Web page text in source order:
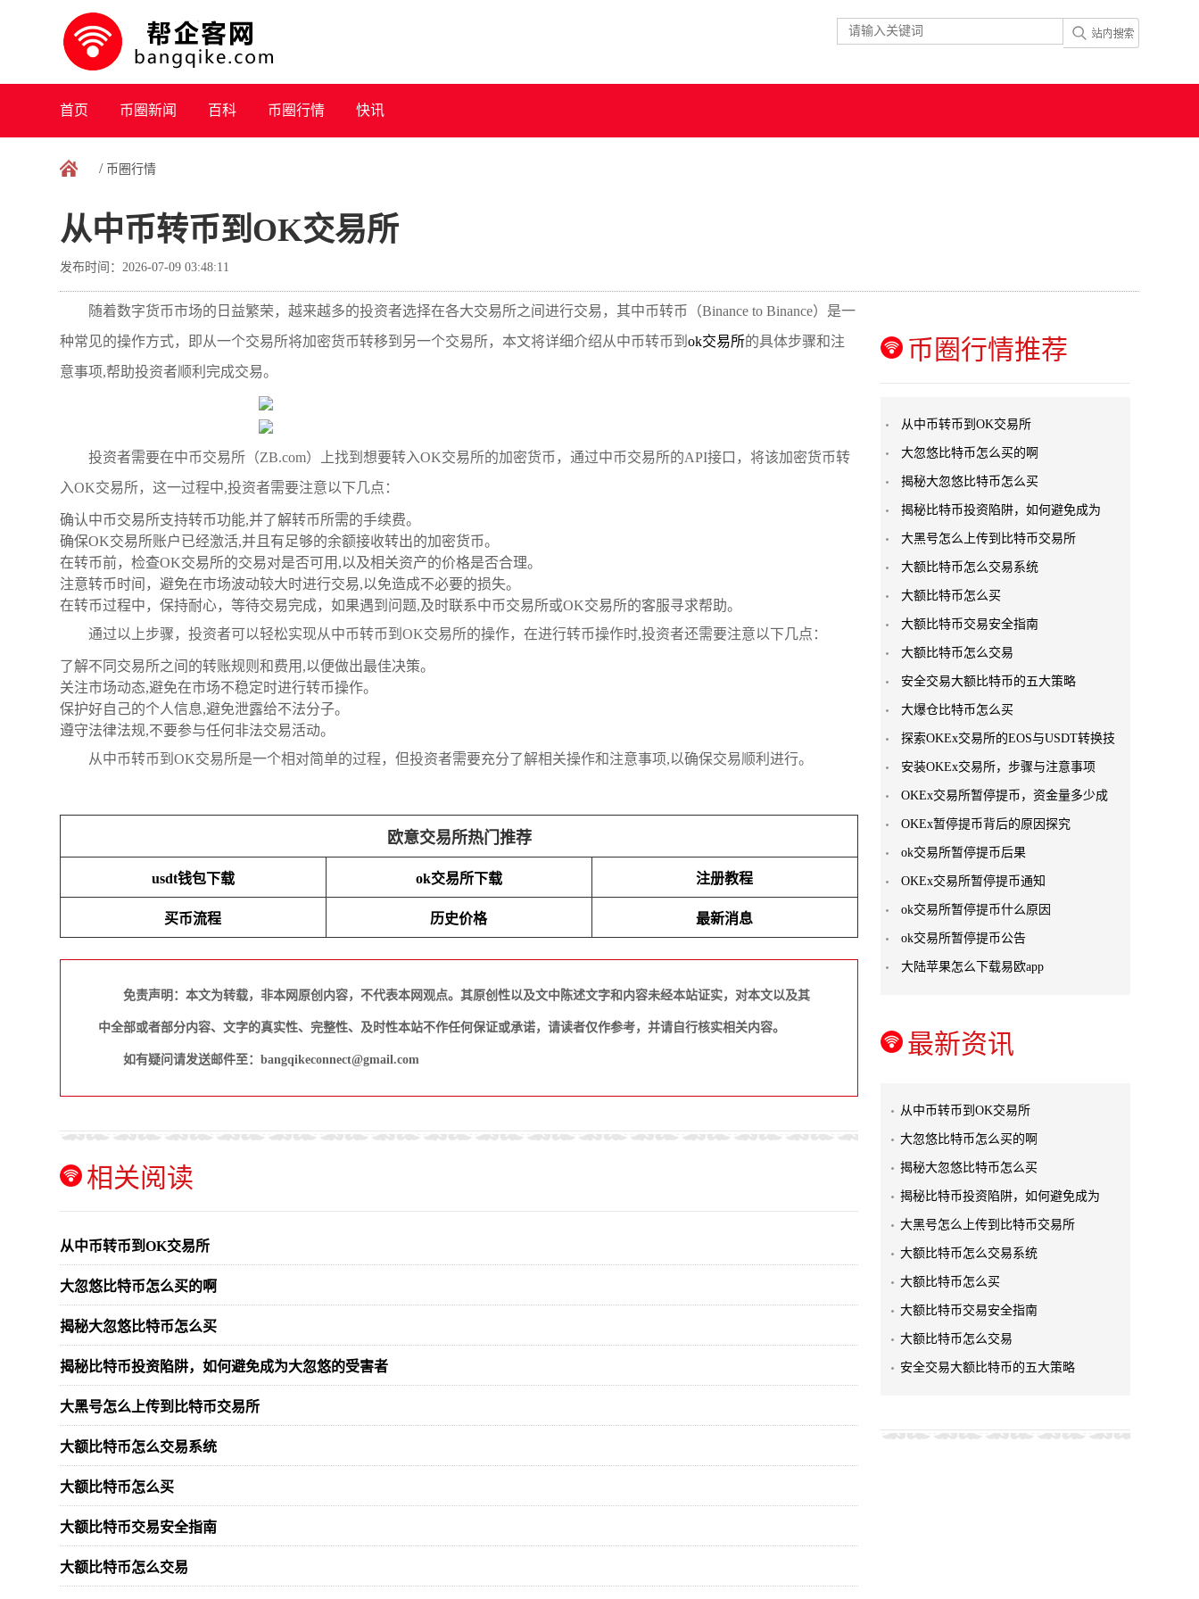
首页 币圈新闻 百科 币圈行情 快讯
/ 币圈行情
从中币转币到OK交易所
发布时间：2026-07-09 03:48:11
随着数字货币市场的日益繁荣，越来越多的投资者选择在各大交易所之间进行交易，其中币转币（Binance to Binance）是一
种常见的操作方式，即从一个交易所将加密货币转移到另一个交易所，本文将详细介绍从中币转币到 ok交易所的具体步骤和注
意事项,帮助投资者顺利完成交易。
投资者需要在中币交易所（ZB.com）上找到想要转入OK交易所的加密货币，通过中币交易所的API接口，将该加密货币转
入OK交易所，这一过程中,投资者需要注意以下几点：
确认中币交易所支持转币功能,并了解转币所需的手续费。
确保OK交易所账户已经激活,并且有足够的余额接收转出的加密货币。
在转币前，检查OK交易所的交易对是否可用,以及相关资产的价格是否合理。
注意转币时间，避免在市场波动较大时进行交易,以免造成不必要的损失。
在转币过程中，保持耐心，等待交易完成，如果遇到问题,及时联系中币交易所或OK交易所的客服寻求帮助。
通过以上步骤，投资者可以轻松实现从中币转币到OK交易所的操作，在进行转币操作时,投资者还需要注意以下几点：
了解不同交易所之间的转账规则和费用,以便做出最佳决策。
关注市场动态,避免在市场不稳定时进行转币操作。
保护好自己的个人信息,避免泄露给不法分子。
遵守法律法规,不要参与任何非法交易活动。
从中币转币到OK交易所是一个相对简单的过程，但投资者需要充分了解相关操作和注意事项,以确保交易顺利进行。
欧意交易所热门推荐
usdt钱包下载 ok交易所下载 注册教程
买币流程 历史价格 最新消息
免责声明：本文为转载，非本网原创内容，不代表本网观点。其原创性以及文中陈述文字和内容未经本站证实，对本文以及其
中全部或者部分内容、文字的真实性、完整性、及时性本站不作任何保证或承诺，请读者仅作参考，并请自行核实相关内容。
如有疑问请发送邮件至：bangqikeconnect@gmail.com
相关阅读
从中币转币到OK交易所
大忽悠比特币怎么买的啊
揭秘大忽悠比特币怎么买
揭秘比特币投资陷阱，如何避免成为大忽悠的受害者
大黑号怎么上传到比特币交易所
大额比特币怎么交易系统
大额比特币怎么买
大额比特币交易安全指南
大额比特币怎么交易
币圈行情推荐
从中币转币到OK交易所
大忽悠比特币怎么买的啊
揭秘大忽悠比特币怎么买
揭秘比特币投资陷阱，如何避免成为
大黑号怎么上传到比特币交易所
大额比特币怎么交易系统
大额比特币怎么买
大额比特币交易安全指南
大额比特币怎么交易
安全交易大额比特币的五大策略
大爆仓比特币怎么买
探索OKEx交易所的EOS与USDT转换技
安装OKEx交易所，步骤与注意事项
OKEx交易所暂停提币，资金量多少成
OKEx暂停提币背后的原因探究
ok交易所暂停提币后果
OKEx交易所暂停提币通知
ok交易所暂停提币什么原因
ok交易所暂停提币公告
大陆苹果怎么下载易欧app
最新资讯
从中币转币到OK交易所
大忽悠比特币怎么买的啊
揭秘大忽悠比特币怎么买
揭秘比特币投资陷阱，如何避免成为
大黑号怎么上传到比特币交易所
大额比特币怎么交易系统
大额比特币怎么买
大额比特币交易安全指南
大额比特币怎么交易
安全交易大额比特币的五大策略